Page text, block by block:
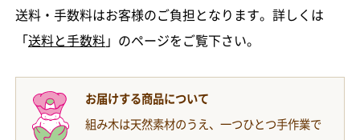
送料・手数料はお客様のご負担となります。詳しくは
「送料と手数料」のページをご覧下さい。
お届けする商品について
組み木は天然素材のうえ、一つひとつ手作業で